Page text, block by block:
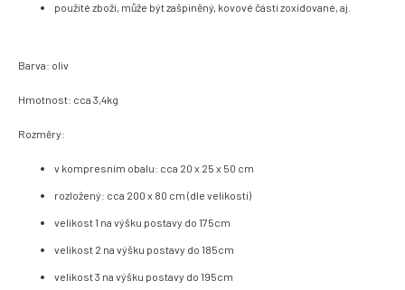
použité zboží, může být zašpiněný, kovové části zoxidované, aj.
Barva: oliv
Hmotnost: cca 3,4kg
Rozměry:
v kompresním obalu: cca 20 x 25 x 50 cm
rozložený: cca 200 x 80 cm (dle velikosti)
velikost 1 na výšku postavy do 175cm
velikost 2 na výšku postavy do 185cm
velikost 3 na výšku postavy do 195cm